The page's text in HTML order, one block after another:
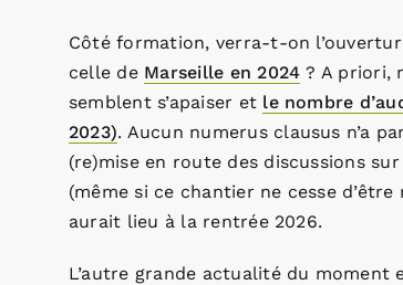
Côté formation, verra-t-on
celle de Marseille en 2024 ? A priori,
semblent s’apaiser et le nombre
2023). Aucun numerus clausus n’a
(re)mise en route des discussions
(même si ce chantier ne cesse
aurait lieu à la rentrée 2026.
L’autre grande actualité du moment